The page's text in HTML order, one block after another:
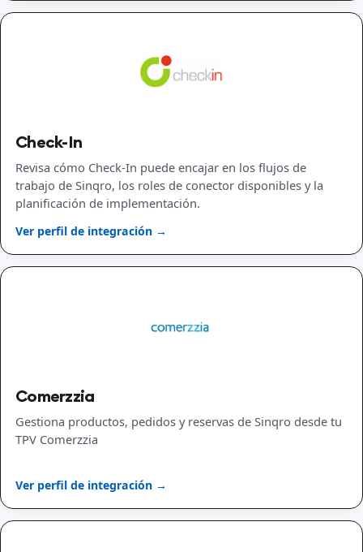
Check-In
Revisa cómo Check-In puede encajar en los flujos de
trabajo de Sinqro, los roles de conector disponibles y la
planificación de implementación.
Ver perfil de integración →
Comerzzia
Gestiona productos, pedidos y reservas de Sinqro desde tu
TPV Comerzzia
Ver perfil de integración →